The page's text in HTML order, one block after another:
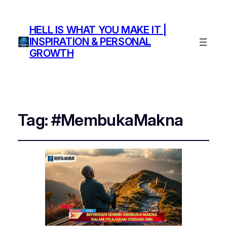
HELL IS WHAT YOU MAKE IT |
INSPIRATION & PERSONAL
GROWTH
Tag:#MembukaMakna